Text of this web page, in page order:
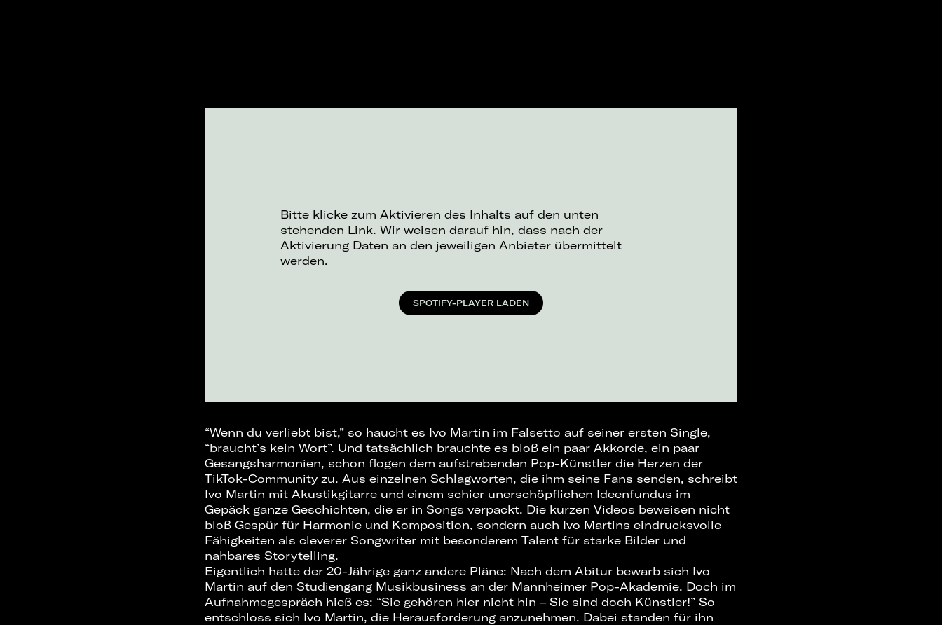
Bitte klicke zum Aktivieren des Inhalts auf den unten
stehenden Link. Wir weisen darauf hin, dass nach der
Aktivierung Daten an den jeweiligen Anbieter übermittelt
werden.
SPOTIFY-PLAYER LADEN
“Wenn du verliebt bist,” so haucht es Ivo Martin im Falsetto auf seiner ersten Single,
“braucht’s kein Wort”. Und tatsächlich brauchte es bloß ein paar Akkorde, ein paar
Gesangsharmonien, schon flogen dem aufstrebenden Pop-Künstler die Herzen der
TikTok-Community zu. Aus einzelnen Schlagworten, die ihm seine Fans senden, schreibt
Ivo Martin mit Akustikgitarre und einem schier unerschöpflichen Ideenfundus im
Gepäck ganze Geschichten, die er in Songs verpackt. Die kurzen Videos beweisen nicht
bloß Gespür für Harmonie und Komposition, sondern auch Ivo Martins eindrucksvolle
Fähigkeiten als cleverer Songwriter mit besonderem Talent für starke Bilder und
nahbares Storytelling.
Eigentlich hatte der 20-Jährige ganz andere Pläne: Nach dem Abitur bewarb sich Ivo
Martin auf den Studiengang Musikbusiness an der Mannheimer Pop-Akademie. Doch im
Aufnahmegespräch hieß es: “Sie gehören hier nicht hin – Sie sind doch Künstler!” So
entschloss sich Ivo Martin, die Herausforderung anzunehmen. Dabei standen für ihn